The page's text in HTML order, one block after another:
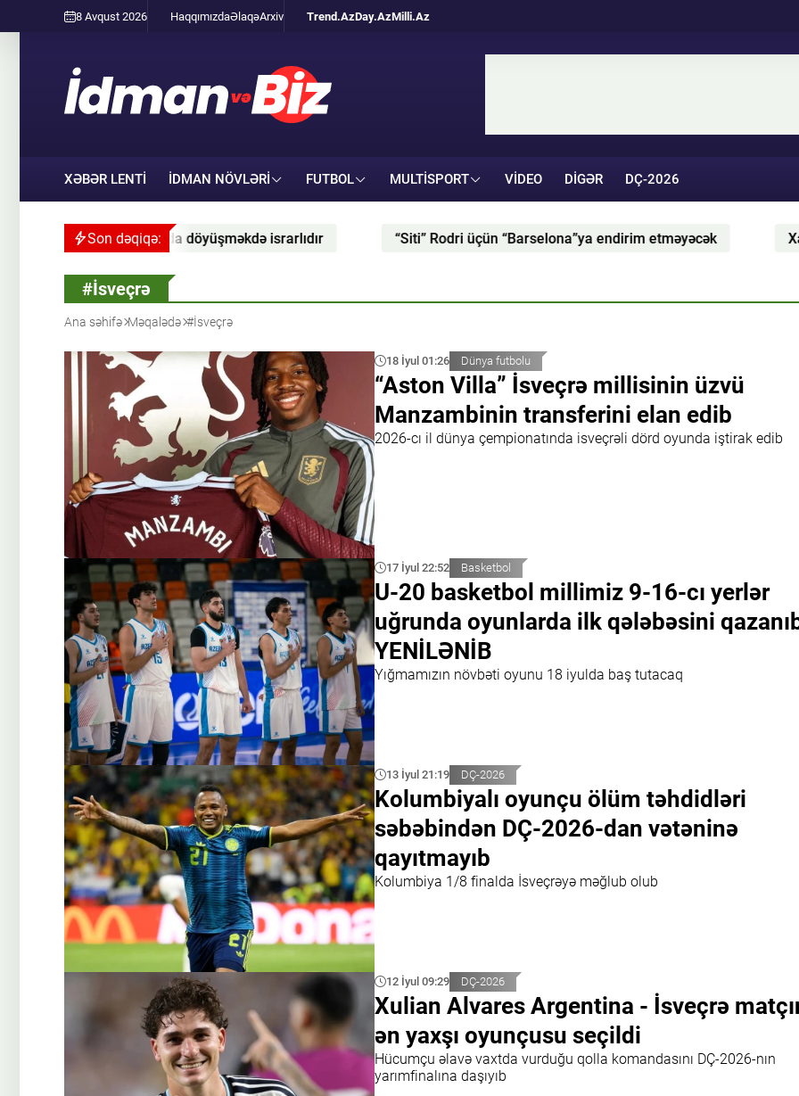
8 Avqust 2026 HaqqımızdaƏlaqəArxiv Trend.AzDay.AzMilli.Az
XƏBƏR LENTİ İDMAN NÖVLƏRI FUTBOL MULTISPORT VIDEO DIGƏR DÇ-2026
Son dəqiqə:
israrlıdır “Siti” Rodri üçün “Barselona”ya endirim etməyəcək Xabi Alonso “Milan” üzərində
#İsveçrə
Ana səhifə Məqalədə #İsveçrə
18 İyul 01:26 Dünya futbolu
“Aston Villa” İsveçrə millisinin üzvü
Manzambinin transferini elan edib
2026-cı il dünya çempionatında isveçrəli dörd oyunda iştirak edib
17 İyul 22:52 Basketbol
U-20 basketbol millimiz 9-16-cı yerlər
uğrunda oyunlarda ilk qələbəsini
YENİLƏNİB
Yığmamızın növbəti oyunu 18 iyulda baş tutacaq
13 İyul 21:19 DÇ-2026
Kolumbiyalı oyunçu ölüm təhdidləri
səbəbindən DÇ-2026-dan vətəninə
qayıtmayıb
Kolumbiya 1/8 finalda İsveçrəyə məğlub olub
12 İyul 09:29 DÇ-2026
Xulian Alvares Argentina - İsveçrə
ən yaxşı oyunçusu seçildi
Hücumçu əlavə vaxtda vurduğu qolla komandasını DÇ-2026-nın
yarımfinalına daşıyıb